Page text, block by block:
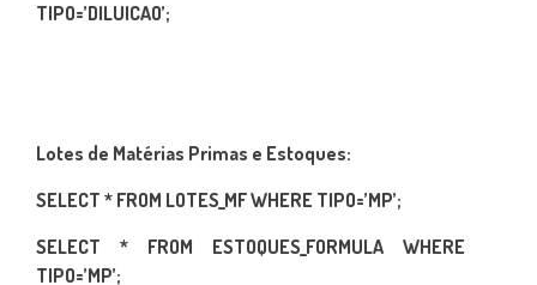
TIPO=’DILUICAO’;
Lotes de Matérias Primas e Estoques:
SELECT * FROM LOTES_MF WHERE TIPO=’MP’;
SELECT * FROM ESTOQUES_FORMULA WHERE
TIPO=’MP’;